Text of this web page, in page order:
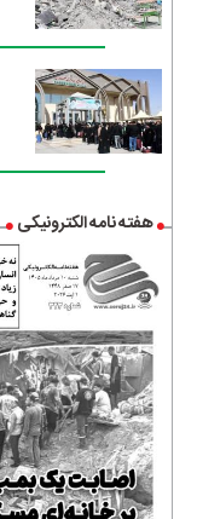
هفته نامه الکترونیکی